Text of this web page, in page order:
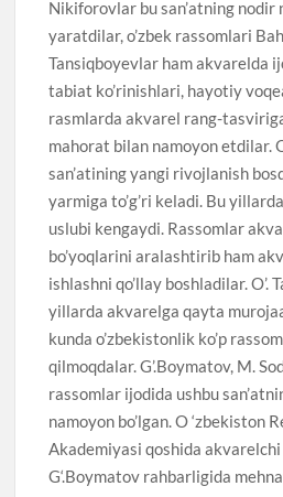
Nikiforovlar bu san’atning nodir
yaratdilar, o’zbek rassomlari
Tansiqboyevlar ham akvarelda
tabiat ko’rinishlari, hayotiy
rasmlarda akvarel rang-
mahorat bilan namoyon etdilar.
san’atining yangi rivojlanish
yarmiga to’g’ri keladi. Bu
uslubi kengaydi. Rassomlar
bo’yoqlarini aralashtirib ham
ishlashni qo’llay boshladilar. O’.
yillarda akvarelga qayta
kunda o’zbekistonlik ko’p
qilmoqdalar. G’.Boymatov, M.
rassomlar ijodida ushbu
namoyon bo’lgan. O ‘zbekiston
Akademiyasi qoshida
G‘.Boymatov rahbarligida